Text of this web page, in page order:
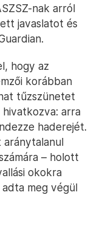
nak arról
javaslatot és
hogy az
korábban
tűzszünetet
arra
haderejét.
aránytalanul
– holott
okokra
meg végül